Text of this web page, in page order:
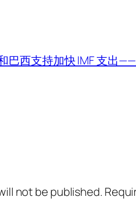
巴西支持加快 IMF 支出
not be published.